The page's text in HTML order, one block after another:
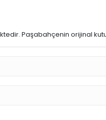
Paşabahçenin orijinal